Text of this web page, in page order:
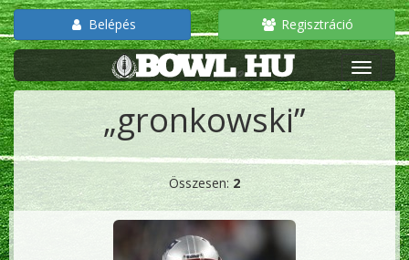
Belépés Regisztráció
„gronkowski”
Összesen: 2